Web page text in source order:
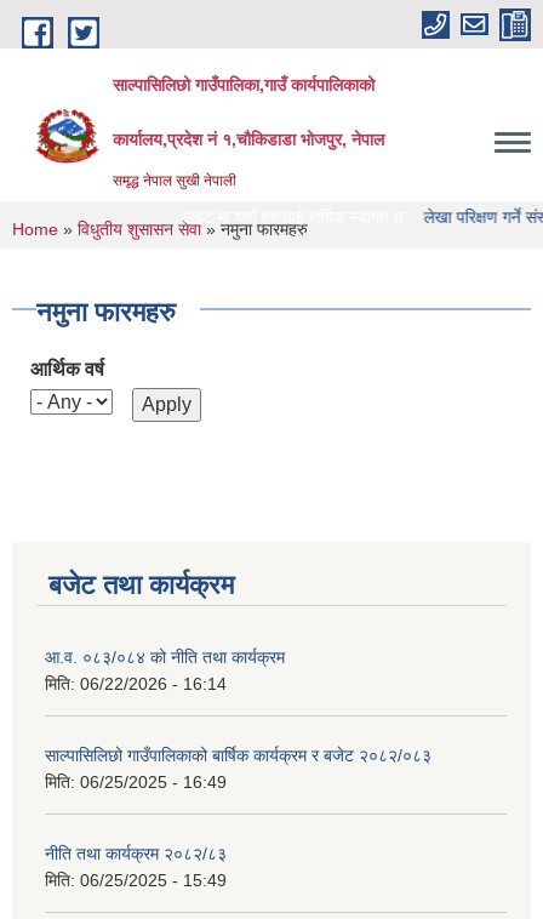
Skip to main content
साल्पासिलिछो गाउँपालिका,गाउँ कार्यपालिकाको
कार्यालय,प्रदेश नं १,चौकिडाडा भोजपुर, नेपाल
समृद्ध नेपाल सुखी नेपाली
गाउँपालिका को वेभसाइट मा यहाँ हरुलाई हार्दिक स्वागत छ लेखा परिक्षण गर्ने संस्था हरु
You are here
Home » विधुतीय शुसासन सेवा» नमुना फारमहरु
नमुना फारमहरु
आर्थिक वर्ष
बजेट तथा कार्यक्रम
आ.व. ०८३/०८४ को नीति तथा कार्यक्रम
मिति: 06/22/2026 - 16:14
साल्पासिलिछो गाउँपालिकाको बार्षिक कार्यक्रम र बजेट २०८२/०८३
मिति: 06/25/2025 - 16:49
नीति तथा कार्यक्रम २०८२/८३
मिति: 06/25/2025 - 15:49